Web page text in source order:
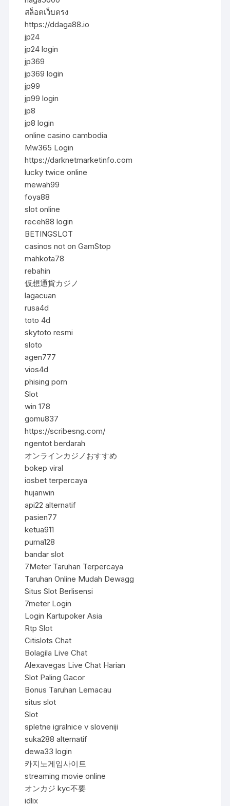
สล็อตเว็บตรง
https://ddaga88.io
jp24
jp24 login
jp369
jp369 login
jp99
jp99 login
jp8
jp8 login
online casino cambodia
Mw365 Login
https://darknetmarketinfo.com
lucky twice online
mewah99
foya88
slot online
receh88 login
BETINGSLOT
casinos not on GamStop
mahkota78
rebahin
仮想通貨カジノ
lagacuan
rusa4d
toto 4d
skytoto resmi
sloto
agen777
vios4d
phising porn
Slot
win 178
gomu837
https://scribesng.com/
ngentot berdarah
オンラインカジノおすすめ
bokep viral
iosbet terpercaya
hujanwin
api22 alternatif
pasien77
ketua911
puma128
bandar slot
7Meter Taruhan Terpercaya
Taruhan Online Mudah Dewagg
Situs Slot Berlisensi
7meter Login
Login Kartupoker Asia
Rtp Slot
Citislots Chat
Bolagila Live Chat
Alexavegas Live Chat Harian
Slot Paling Gacor
Bonus Taruhan Lemacau
situs slot
Slot
spletne igralnice v sloveniji
suka288 alternatif
dewa33 login
카지노게임사이트
streaming movie online
オンカジ kyc不要
idlix